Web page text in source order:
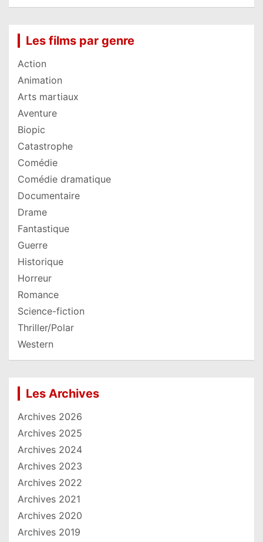
Les films par genre
Action
Animation
Arts martiaux
Aventure
Biopic
Catastrophe
Comédie
Comédie dramatique
Documentaire
Drame
Fantastique
Guerre
Historique
Horreur
Romance
Science-fiction
Thriller/Polar
Western
Les Archives
Archives 2026
Archives 2025
Archives 2024
Archives 2023
Archives 2022
Archives 2021
Archives 2020
Archives 2019